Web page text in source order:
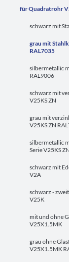
für Quadratrohr
schwarz mit
grau mit
RAL7035
silbermetallic
RAL9006
schwarz mit
V25KS ZN
grau mit
V25KS ZN
silbermetallic
Serie V25KS
schwarz mit
V2A
schwarz -
V25K
mit und ohne
V25X1.5MK
grau ohne
V25X1.5MK